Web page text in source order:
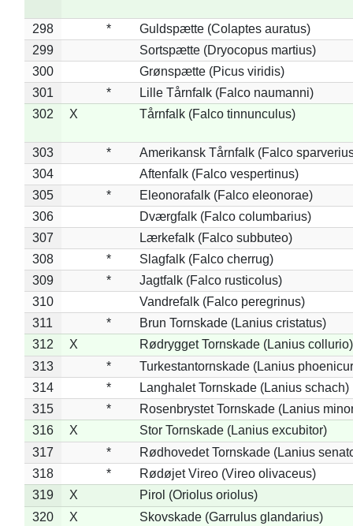
298 *
Guldspætte (Colaptes auratus)
299
Sortspætte (Dryocopus martius)
300
Grønspætte (Picus viridis)
301
*
Lille Tårnfalk (Falco naumanni)
302
X Tårnfalk (Falco tinnunculus)
303 *
Amerikansk Tårnfalk (Falco
304
Aftenfalk (Falco vespertinus)
305
*
Eleonorafalk (Falco eleonorae)
306
Dværgfalk (Falco columbarius)
307
Lærkefalk (Falco subbuteo)
308
*
Slagfalk (Falco cherrug)
309
*
Jagtfalk (Falco rusticolus)
310
Vandrefalk (Falco peregrinus)
311
*
Brun Tornskade (Lanius cristatus)
312
X
Rødrygget Tornskade (Lanius collurio)
313
*
Turkestantornskade (Lanius
314
*
Langhalet Tornskade (Lanius schach)
315
*
Rosenbrystet Tornskade (Lanius
316
X
Stor Tornskade (Lanius excubitor)
317
*
Rødhovedet Tornskade (Lanius
318
*
Rødøjet Vireo (Vireo olivaceus)
319
X
Pirol (Oriolus oriolus)
320
X Skovskade (Garrulus glandarius)